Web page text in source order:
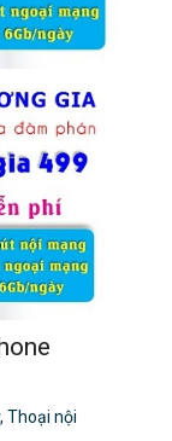
Thoại nội